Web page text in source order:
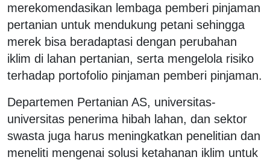
merekomendasikan lembaga pemberi pinjaman
pertanian untuk mendukung petani sehingga
merek bisa beradaptasi dengan perubahan
iklim di lahan pertanian, serta mengelola risiko
terhadap portofolio pinjaman pemberi pinjaman.
Departemen Pertanian AS, universitas-
universitas penerima hibah lahan, dan sektor
swasta juga harus meningkatkan penelitian dan
meneliti mengenai solusi ketahanan iklim untuk